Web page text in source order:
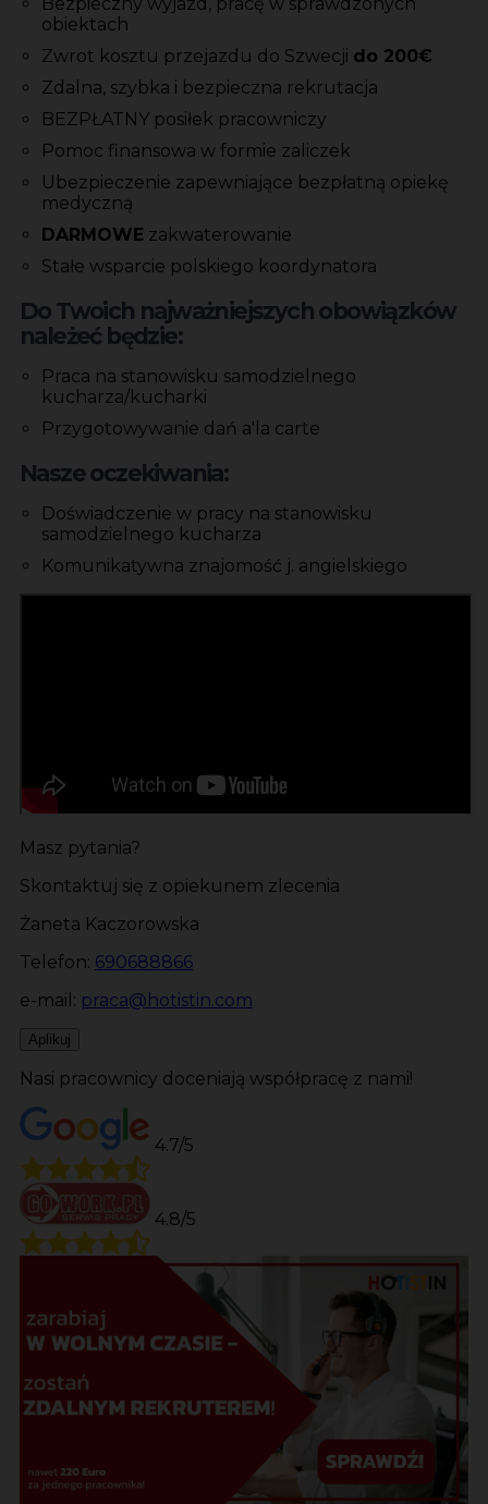
Bezpieczny wyjazd, pracę w sprawdzonych
obiektach
Zwrot kosztu przejazdu do Szwecji do 200€
Zdalna, szybka i bezpieczna rekrutacja
BEZPŁATNY posiłek pracowniczy
Pomoc finansowa w formie zaliczek
Ubezpieczenie zapewniające bezpłatną opiekę
medyczną
DARMOWE zakwaterowanie
Stałe wsparcie polskiego koordynatora
Do Twoich najważniejszych obowiązków
należeć będzie:
Praca na stanowisku samodzielnego
kucharza/kucharki
Przygotowywanie dań a'la carte
Nasze oczekiwania:
Doświadczenie w pracy na stanowisku
samodzielnego kucharza
Komunikatywna znajomość j. angielskiego
Masz pytania?
Skontaktuj się z opiekunem zlecenia
Żaneta Kaczorowska
Telefon: 690688866
e-mail: praca@hotistin.com
Aplikuj
Nasi pracownicy doceniają współpracę z nami!
4.7/5
4.8/5